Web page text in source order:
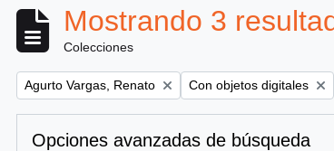
Mostrando 3
Colecciones
Remove filter:
Agurto Vargas, Renato Remove filter:
Con objetos digitales
Opciones avanzadas de búsqueda